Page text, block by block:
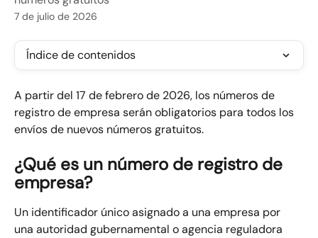
7 de julio de 2026
Índice de contenidos
A partir del 17 de febrero de 2026, los números de
registro de empresa serán obligatorios para todos los
envíos de nuevos números gratuitos.
¿Qué es un número de registro de
empresa?
Un identificador único asignado a una empresa por
una autoridad gubernamental o agencia reguladora